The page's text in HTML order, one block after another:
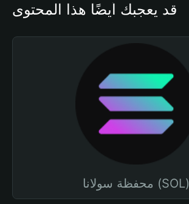
قد يعجبك أيضًا هذا المحتوى
محفظة سولانا (SOL)